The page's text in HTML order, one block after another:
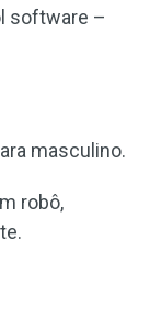
software –
masculino.
robô,